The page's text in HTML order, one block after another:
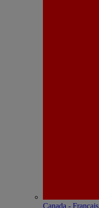
Canada - Français